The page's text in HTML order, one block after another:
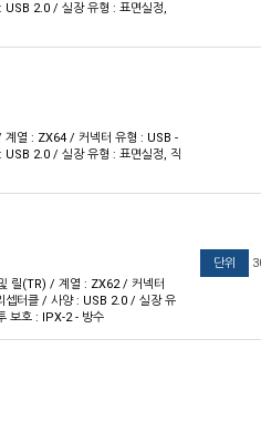
2.0 / 실장 유형 : 표면실정,
열 : ZX64 / 커넥터 유형 : USB -
2.0 / 실장 유형 : 표면실정, 직
릴(TR) / 계열 : ZX62 / 커넥터
셉터클 / 사양 : USB 2.0 / 실장 유
보호 : IPX-2 - 방수
단위